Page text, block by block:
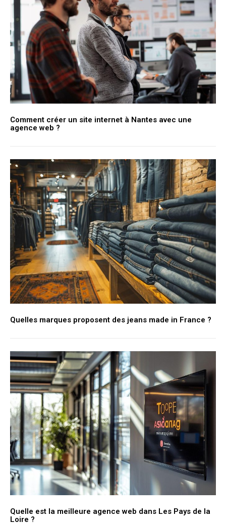
Comment créer un site internet à Nantes avec une
agence web ?
Quelles marques proposent des jeans made in France ?
Quelle est la meilleure agence web dans Les Pays de la
Loire ?